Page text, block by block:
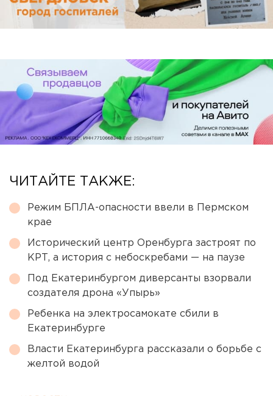
ЧИТАЙТЕ ТАКЖЕ:
Режим БПЛА-опасности ввели в Пермском
крае
Исторический центр Оренбурга застроят по
КРТ, а история с небоскребами — на паузе
Под Екатеринбургом диверсанты взорвали
создателя дрона «Упырь»
Ребенка на электросамокате сбили в
Екатеринбурге
Власти Екатеринбурга рассказали о борьбе с
желтой водой